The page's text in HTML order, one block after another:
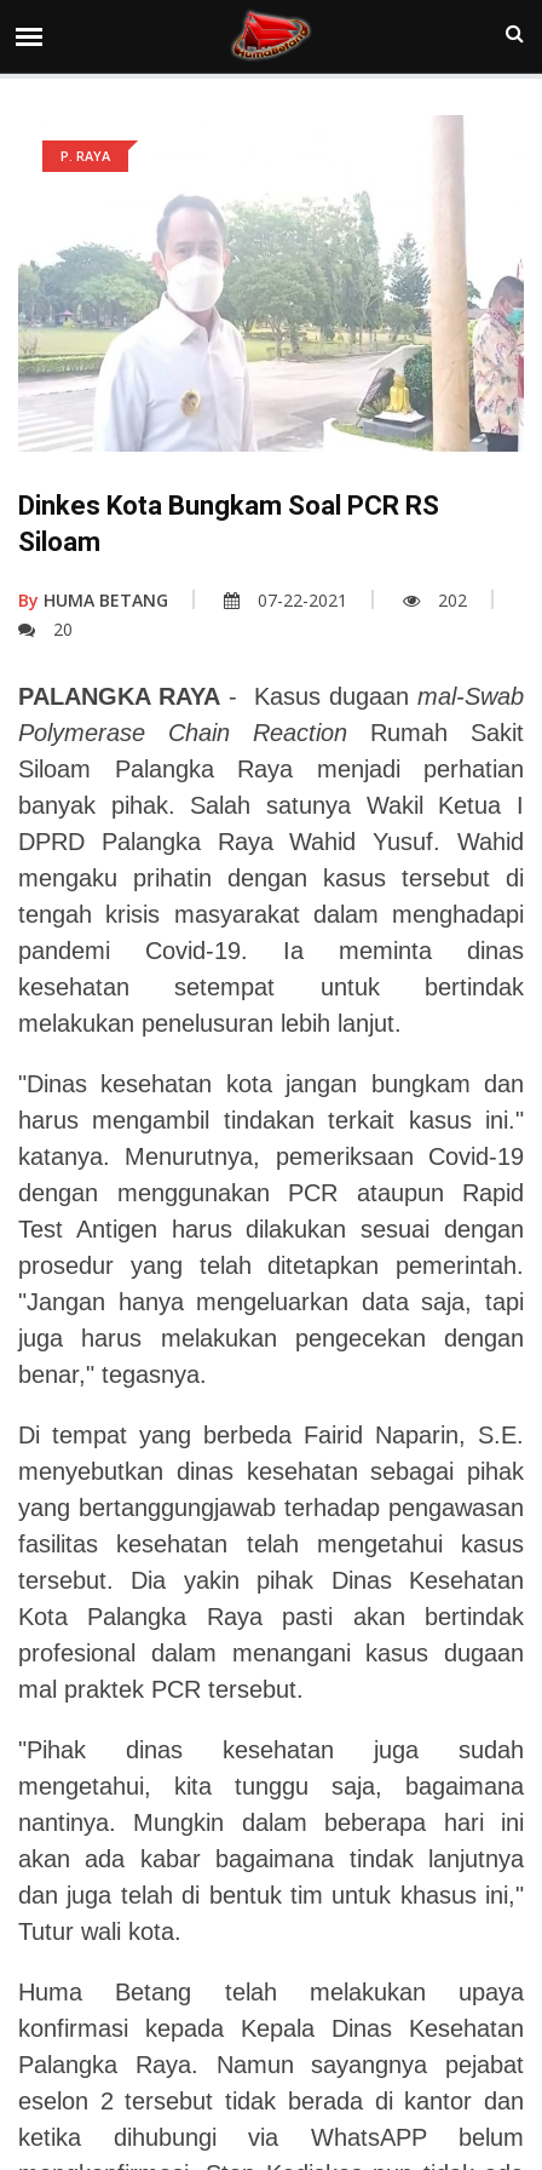
P. RAYA
Dinkes Kota Bungkam Soal PCR RS
Siloam
By HUMA BETANG 07-22-2021
202
20
PALANGKA RAYA - Kasus dugaan mal-Swab
Polymerase Chain Reaction Rumah Sakit
Siloam Palangka Raya menjadi perhatian
banyak pihak. Salah satunya Wakil Ketua I
DPRD Palangka Raya Wahid Yusuf. Wahid
mengaku prihatin dengan kasus tersebut di
tengah krisis masyarakat dalam menghadapi
pandemi Covid-19. Ia meminta dinas
kesehatan setempat untuk bertindak
melakukan penelusuran lebih lanjut.
"Dinas kesehatan kota jangan bungkam dan
harus mengambil tindakan terkait kasus ini."
katanya. Menurutnya, pemeriksaan Covid-19
dengan menggunakan PCR ataupun Rapid
Test Antigen harus dilakukan sesuai dengan
prosedur yang telah ditetapkan pemerintah.
"Jangan hanya mengeluarkan data saja, tapi
juga harus melakukan pengecekan dengan
benar," tegasnya.
Di tempat yang berbeda Fairid Naparin, S.E.
menyebutkan dinas kesehatan sebagai pihak
yang bertanggungjawab terhadap pengawasan
fasilitas kesehatan telah mengetahui kasus
tersebut. Dia yakin pihak Dinas Kesehatan
Kota Palangka Raya pasti akan bertindak
profesional dalam menangani kasus dugaan
mal praktek PCR tersebut.
"Pihak dinas kesehatan juga sudah
mengetahui, kita tunggu saja, bagaimana
nantinya. Mungkin dalam beberapa hari ini
akan ada kabar bagaimana tindak lanjutnya
dan juga telah di bentuk tim untuk khasus ini,"
Tutur wali kota.
Huma Betang telah melakukan upaya
konfirmasi kepada Kepala Dinas Kesehatan
Palangka Raya. Namun sayangnya pejabat
eselon 2 tersebut tidak berada di kantor dan
ketika dihubungi via WhatsAPP belum